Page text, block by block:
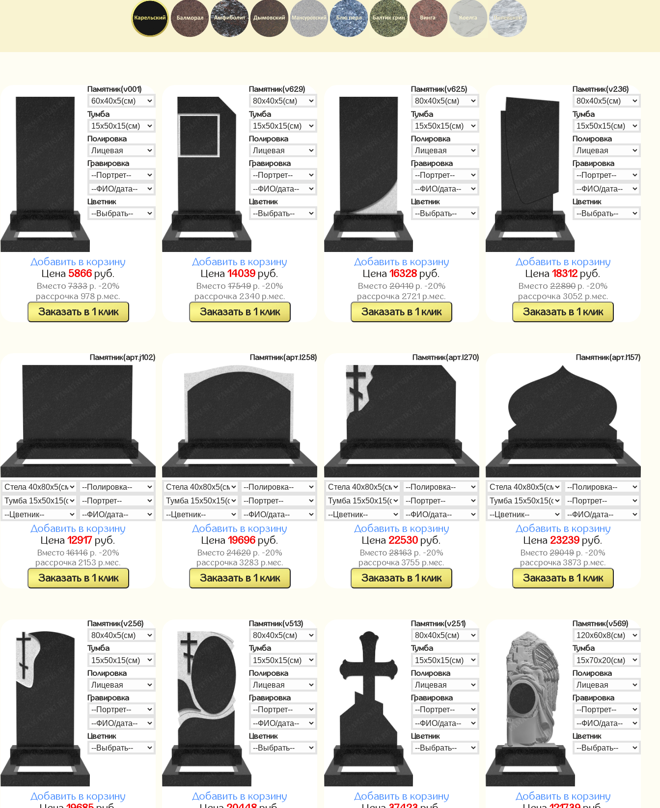
Памятник(v001)
Тумба
Полировка
Гравировка
Цветник
Добавить в корзину
Цена 5866руб.
Вместо7333 р. -20%
рассрочка 978 р.мес.
Заказать в 1 клик
Памятник(v629)
Тумба
Полировка
Гравировка
Цветник
Добавить в корзину
Цена14039 руб.
Вместо17549р. -20%
рассрочка 2340р.мес.
Заказать в 1 клик
Памятник(v625)
Тумба
Полировка
Гравировка
Цветник
Добавить в корзину
Цена16328 руб.
Вместо20410р. -20%
рассрочка 2721 р.мес.
Заказать в 1 клик
Памятник(v236)
Тумба
Полировка
Гравировка
Цветник
Добавить в корзину
Цена18312 руб.
Вместо22890р. -20%
рассрочка 3052 р.мес.
Заказать в 1 клик
Памятник(арт.j102)
Добавить в корзину
Цена12917 руб.
Вместо16146р. -20%
рассрочка 2153 р.мес.
Заказать в 1 клик
Памятник(арт.l258)
Добавить в корзину
Цена 19696руб.
Вместо 24620р. -20%
рассрочка 3283 р.мес.
Заказать в 1 клик
Памятник(арт.l270)
Добавить в корзину
Цена 22530 руб.
Вместо28163р. -20%
рассрочка 3755 р.мес.
Заказать в 1 клик
Памятник(арт.l157)
Добавить в корзину
Цена 23239 руб.
Вместо29049р. -20%
рассрочка 3873 р.мес.
Заказать в 1 клик
Памятник(v256)
Тумба
Полировка
Гравировка
Цветник
Добавить в корзину
Памятник(v513)
Тумба
Полировка
Гравировка
Цветник
Добавить в корзину
Памятник(v251)
Тумба
Полировка
Гравировка
Цветник
Добавить в корзину
Памятник(v569)
Тумба
Полировка
Гравировка
Цветник
Добавить в корзину